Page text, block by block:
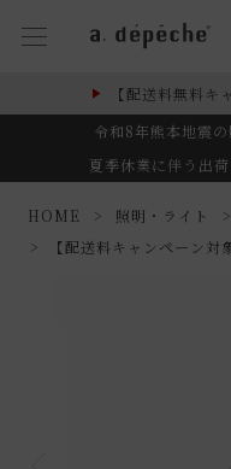
【配送料無料キ
令和8年熊本地震
夏季休業に伴う出
HOME 照明・ライト
【配送料キャンペーン